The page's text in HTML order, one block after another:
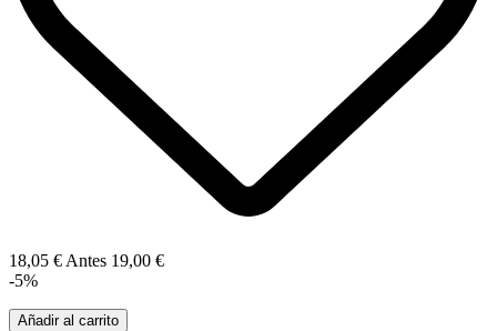
18,05 €Antes 19,00 €
-5%
Añadir al carrito